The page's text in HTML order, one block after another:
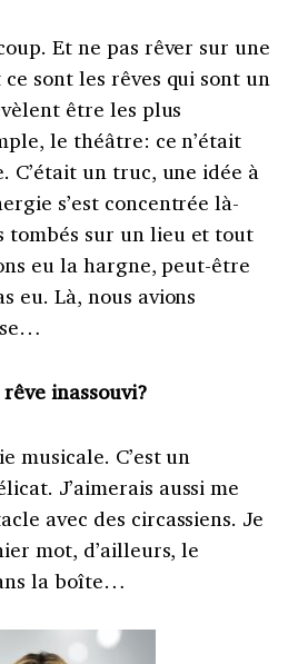
Et ne pas rêver sur une
ce sont les rêves qui sont un
être les plus
le théâtre: ce n’était
C’était un truc, une idée à
s’est concentrée là-
tombés sur un lieu et tout
eu la hargne, peut-être
eu. Là, nous avions
inassouvi?
musicale. C’est un
J’aimerais aussi me
avec des circassiens. Je
mot, d’ailleurs, le
la boîte…